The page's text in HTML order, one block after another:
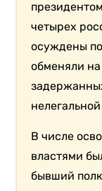
четырех
осуждены
обменяли
В числе
властями
бывший